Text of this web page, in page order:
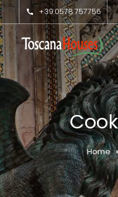
+39.0578.757756
Home